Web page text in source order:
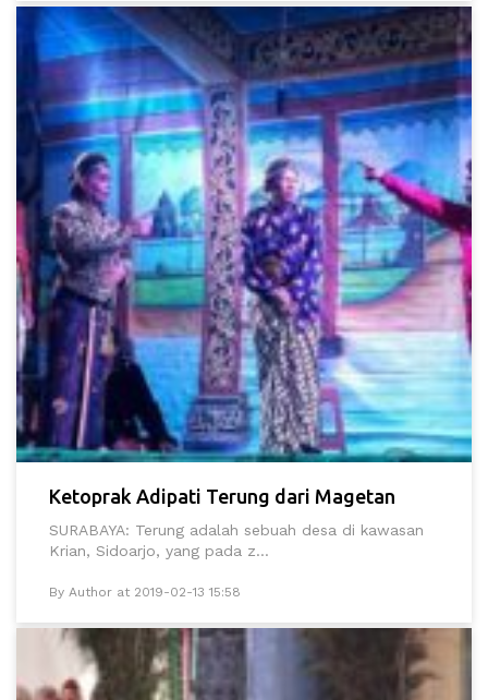
Ketoprak Adipati Terung dari Magetan
SURABAYA: Terung adalah sebuah desa di kawasan
Krian, Sidoarjo, yang pada z...
By Author at 2019-02-13 15:58